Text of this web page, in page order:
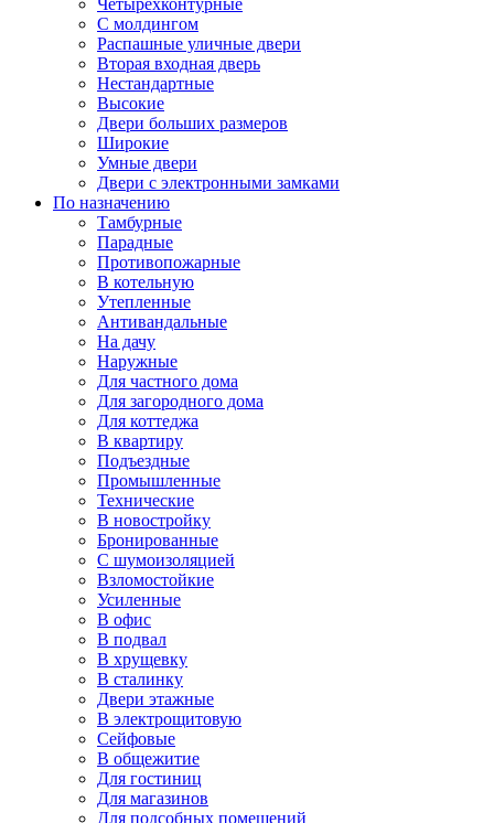
Четырехконтурные
С молдингом
Распашные уличные двери
Вторая входная дверь
Нестандартные
Высокие
Двери больших размеров
Широкие
Умные двери
Двери с электронными замками
По назначению
Тамбурные
Парадные
Противопожарные
В котельную
Утепленные
Антивандальные
На дачу
Наружные
Для частного дома
Для загородного дома
Для коттеджа
В квартиру
Подъездные
Промышленные
Технические
В новостройку
Бронированные
С шумоизоляцией
Взломостойкие
Усиленные
В офис
В подвал
В хрущевку
В сталинку
Двери этажные
В электрощитовую
Сейфовые
В общежитие
Для гостиниц
Для магазинов
Для подсобных помещений